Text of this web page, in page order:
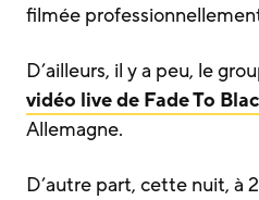
filmée
D’ailleurs, il y a peu, le
vidéo live de Fade To
Allemagne.
D’autre part, cette nuit, à